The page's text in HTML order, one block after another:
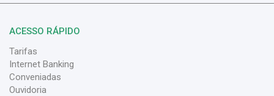
ACESSO RÁPIDO
Tarifas
Internet Banking
Conveniadas
Ouvidoria